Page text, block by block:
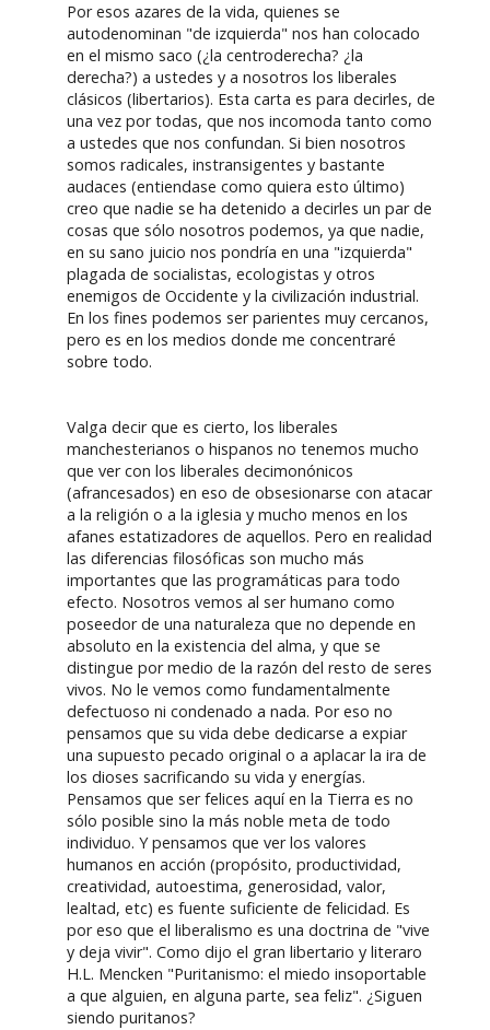
Por esos azares de la vida, quienes se
autodenominan "de izquierda" nos han colocado
en el mismo saco (¿la centroderecha? ¿la
derecha?) a ustedes y a nosotros los liberales
clásicos (libertarios). Esta carta es para decirles, de
una vez por todas, que nos incomoda tanto como
a ustedes que nos confundan. Si bien nosotros
somos radicales, instransigentes y bastante
audaces (entiendase como quiera esto último)
creo que nadie se ha detenido a decirles un par de
cosas que sólo nosotros podemos, ya que nadie,
en su sano juicio nos pondría en una "izquierda"
plagada de socialistas, ecologistas y otros
enemigos de Occidente y la civilización industrial.
En los fines podemos ser parientes muy cercanos,
pero es en los medios donde me concentraré
sobre todo.
Valga decir que es cierto, los liberales
manchesterianos o hispanos no tenemos mucho
que ver con los liberales decimonónicos
(afrancesados) en eso de obsesionarse con atacar
a la religión o a la iglesia y mucho menos en los
afanes estatizadores de aquellos. Pero en realidad
las diferencias filosóficas son mucho más
importantes que las programáticas para todo
efecto. Nosotros vemos al ser humano como
poseedor de una naturaleza que no depende en
absoluto en la existencia del alma, y que se
distingue por medio de la razón del resto de seres
vivos. No le vemos como fundamentalmente
defectuoso ni condenado a nada. Por eso no
pensamos que su vida debe dedicarse a expiar
una supuesto pecado original o a aplacar la ira de
los dioses sacrificando su vida y energías.
Pensamos que ser felices aquí en la Tierra es no
sólo posible sino la más noble meta de todo
individuo. Y pensamos que ver los valores
humanos en acción (propósito, productividad,
creatividad, autoestima, generosidad, valor,
lealtad, etc) es fuente suficiente de felicidad. Es
por eso que el liberalismo es una doctrina de "vive
y deja vivir". Como dijo el gran libertario y literaro
H.L. Mencken "Puritanismo: el miedo insoportable
a que alguien, en alguna parte, sea feliz". ¿Siguen
siendo puritanos?